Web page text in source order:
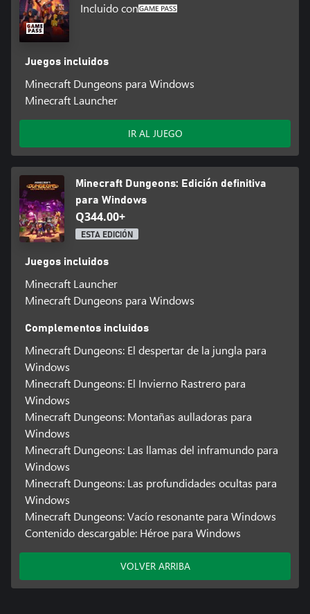
Incluido con
Juegos incluidos
Minecraft Dungeons para Windows
Minecraft Launcher
IR AL JUEGO
Minecraft Dungeons: Edición definitiva
para Windows
Q344.00+
ESTA EDICIÓN
Juegos incluidos
Minecraft Launcher
Minecraft Dungeons para Windows
Complementos incluidos
Minecraft Dungeons: El despertar de la jungla para
Windows
Minecraft Dungeons: El Invierno Rastrero para
Windows
Minecraft Dungeons: Montañas aulladoras para
Windows
Minecraft Dungeons: Las llamas del inframundo para
Windows
Minecraft Dungeons: Las profundidades ocultas para
Windows
Minecraft Dungeons: Vacío resonante para Windows
Contenido descargable: Héroe para Windows
VOLVER ARRIBA